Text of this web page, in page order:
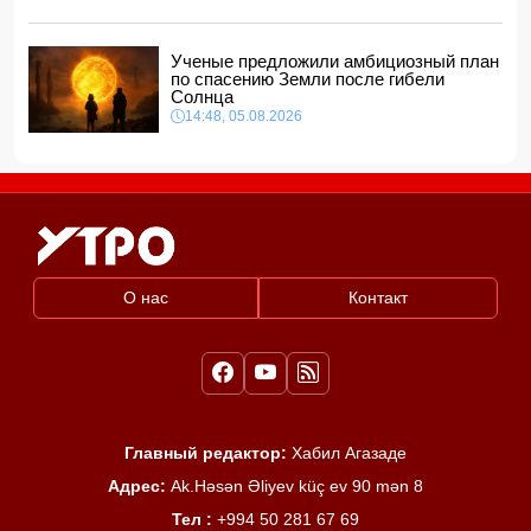
Ученые предложили амбициозный план
по спасению Земли после гибели
Солнца
14:48, 05.08.2026
О нас Контакт
Главный редактор: Хабил Агазаде
Адрес: Ak.Həsən Əliyev küç ev 90 mən 8
Тел : +994 50 281 67 69